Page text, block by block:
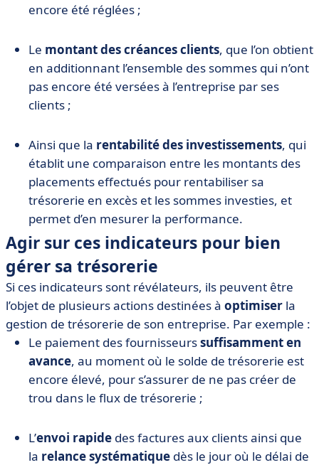
encore été réglées ;
Le montant des créances clients, que l’on obtient
en additionnant l’ensemble des sommes qui n’ont
pas encore été versées à l’entreprise par ses
clients ;
Ainsi que la rentabilité des investissements, qui
établit une comparaison entre les montants des
placements effectués pour rentabiliser sa
trésorerie en excès et les sommes investies, et
permet d’en mesurer la performance.
Agir sur ces indicateurs pour bien
gérer sa trésorerie
Si ces indicateurs sont révélateurs, ils peuvent être
l’objet de plusieurs actions destinées à optimiser la
gestion de trésorerie de son entreprise. Par exemple :
Le paiement des fournisseurssuffisamment en
avance, au moment où le solde de trésorerie est
encore élevé, pour s’assurer de ne pas créer de
trou dans le flux de trésorerie ;
L’envoi rapide des factures aux clients ainsi que
la relance systématique dès le jour où le délai de